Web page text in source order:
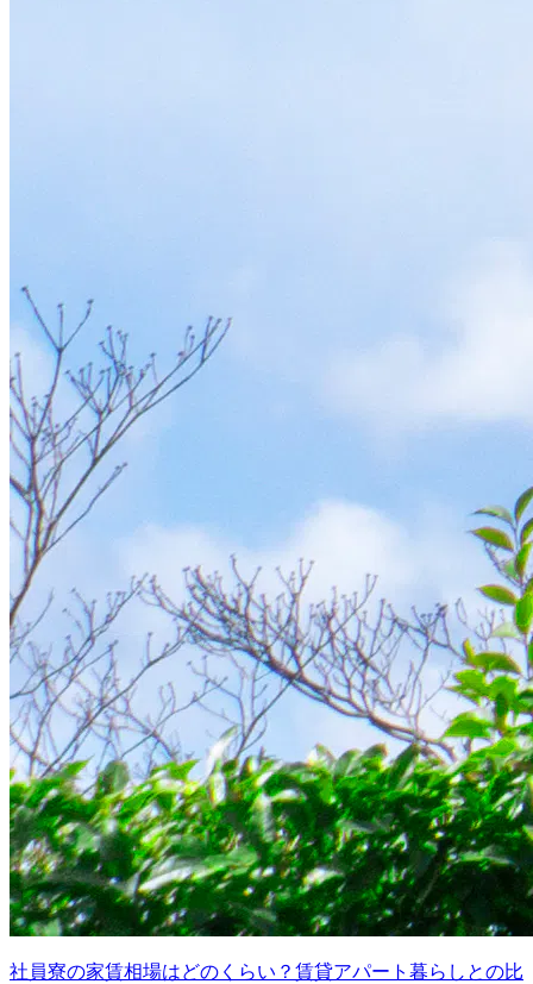
社員寮の家賃相場はどのくらい？賃貸アパート暮らしとの比